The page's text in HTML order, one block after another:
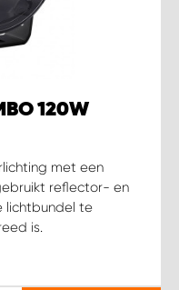
120W
met een
reflector- en
lichtbundel te
is.